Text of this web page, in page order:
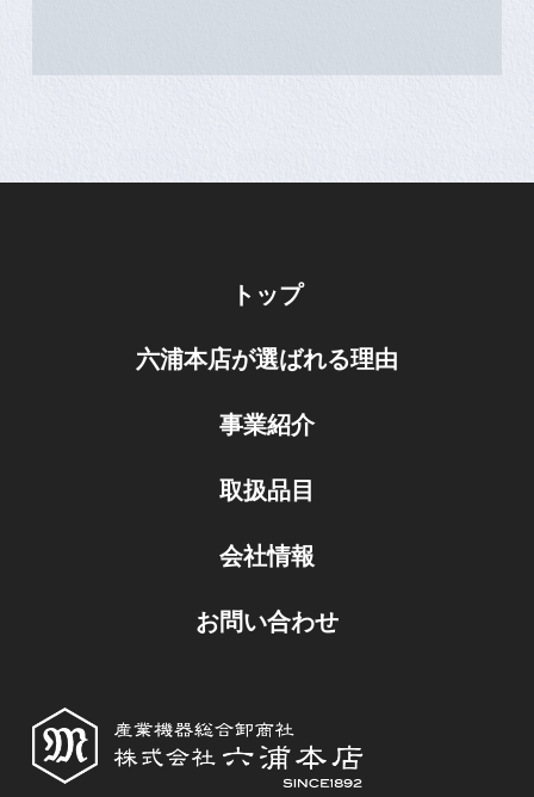
トップ
六浦本店が選ばれる理由
事業紹介
取扱品目
会社情報
お問い合わせ